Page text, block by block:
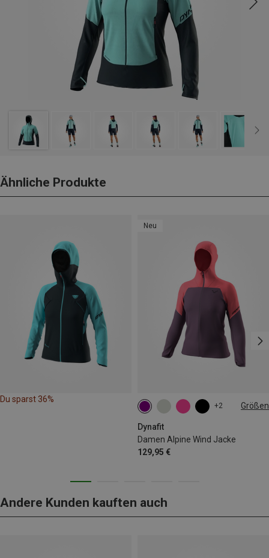
Ähnliche Produkte
Du sparst 36%
Neu
+2 Größen
Dynafit
Damen Alpine Wind Jacke
129,95 €
XS M
Andere Kunden kauften auch